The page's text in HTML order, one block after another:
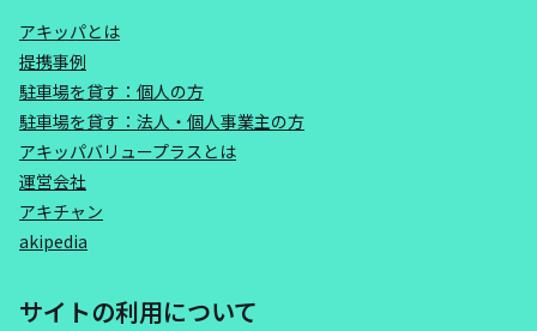
アキッパとは
提携事例
駐車場を貸す：個人の方
駐車場を貸す：法人・個人事業主の方
アキッパバリュープラスとは
運営会社
アキチャン
akipedia
サイトの利用について